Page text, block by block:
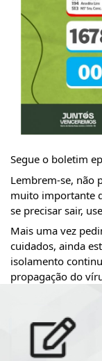
Segue o boletim
Lembrem-se, não
muito importante
se precisar sair,
Mais uma vez
cuidados, ainda
isolamento
propagação do